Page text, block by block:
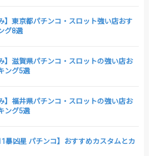
】東京都パチンコ・スロット強い店おす
グ8選
】滋賀県パチンコ・スロットの強い店お
ング5選
】福井県パチンコ・スロットの強い店お
ング5選
暴凶星 パチンコ】おすすめカスタムとカ